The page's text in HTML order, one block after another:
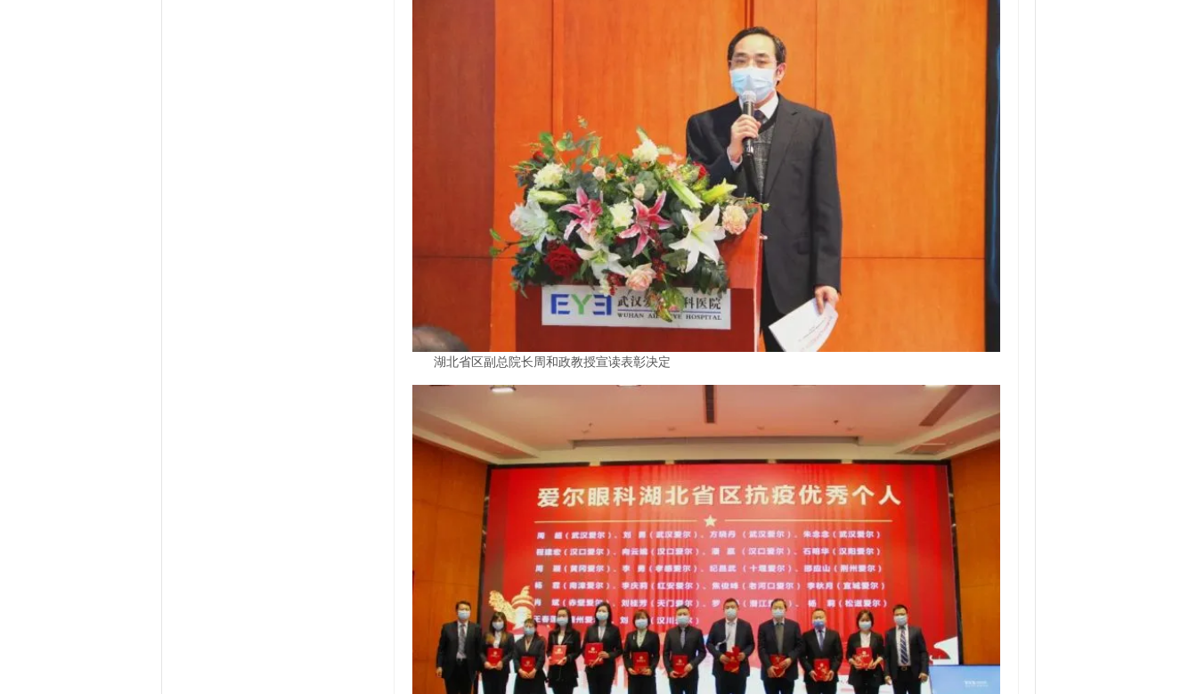
湖北省区副总院长周和政教授宣读表彰决定